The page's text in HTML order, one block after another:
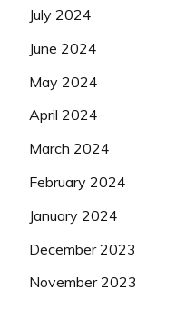
July 2024
June 2024
May 2024
April 2024
March 2024
February 2024
January 2024
December 2023
November 2023